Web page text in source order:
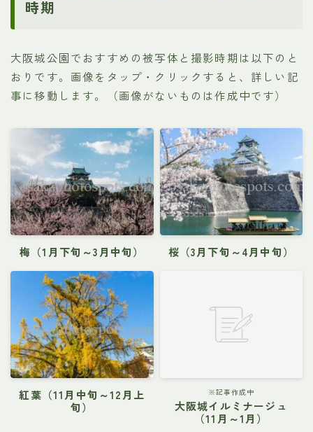
時期
大阪城公園でおすすめの被写体と撮影時期は以下のと
おりです。画像をタップ・クリックすると、詳しい記
事に移動します。（画像がないものは作成中です）
梅（1月下旬～3月中旬） 桜（3月下旬～4月中旬）
紅葉（11月中旬～12月上
旬）
※記事作成中
大阪城イルミナージュ
（11月～1月）